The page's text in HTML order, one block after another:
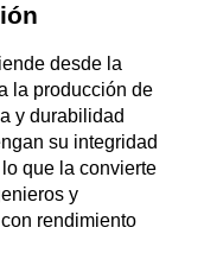
desde la
la producción de
y durabilidad
su integridad
que la convierte
y
rendimiento